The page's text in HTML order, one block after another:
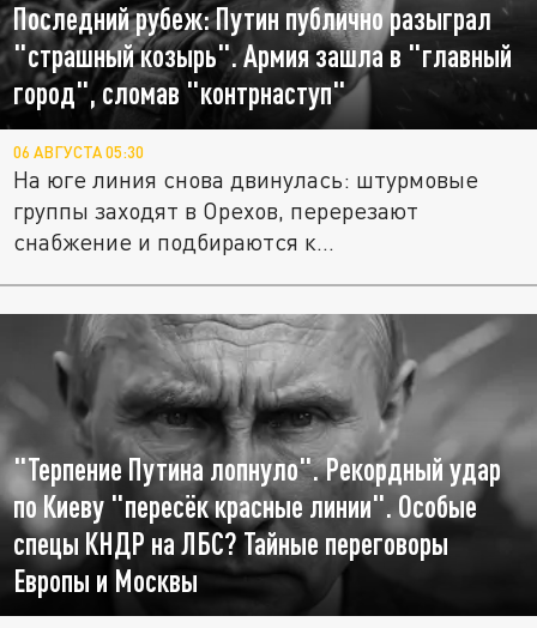
Последний рубеж: Путин публично разыграл
"страшный козырь". Армия зашла в "главный
город", сломав "контрнаступ"
06 АВГУСТА 05:30
На юге линия снова двинулась: штурмовые
группы заходят в Орехов, перерезают
снабжение и подбираются к...
"Терпение Путина лопнуло". Рекордный удар
по Киеву "пересёк красные линии". Особые
спецы КНДР на ЛБС? Тайные переговоры
Европы и Москвы